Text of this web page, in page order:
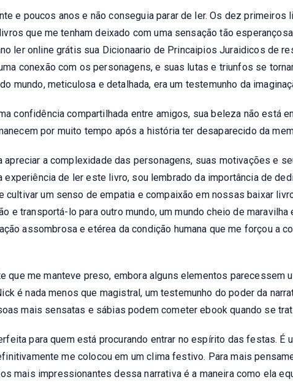
e poucos anos e não conseguia parar de ler. Os dez
que me tenham deixado com uma sensação tão
ler online grátis sua Dicionaario de Princaipios Juraidicos de
conexão com os personagens, e suas lutas e triunfos se
mundo, meticulosa e detalhada, era um testemunho da
confidência compartilhada entre amigos, sua beleza não está
por muito tempo após a história ter desaparecido da
apreciar a complexidade das personagens, suas motivações e
de ler este livro, sou lembrado da importância de
cultivar um senso de empatia e compaixão em nossas baixar
e transportá-lo para outro mundo, um mundo cheio de
assombrosa e etérea da condição humana que me forçou a
que me manteve preso, embora alguns elementos parecessem
é nada menos que magistral, um testemunho do poder da
mais sensatas e sábias podem cometer ebook quando se
para quem está procurando entrar no espírito das festas. É
me colocou em um clima festivo. Para mais
mais impressionantes dessa narrativa é a maneira como ela